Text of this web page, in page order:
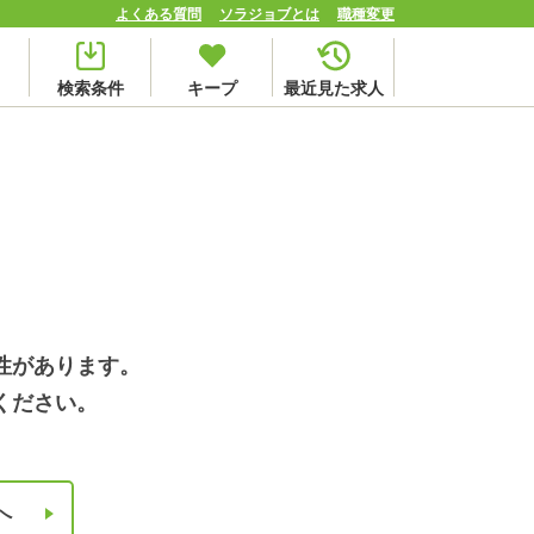
よくある質問 ソラジョブとは 職種変更
検索条件 キープ 最近見た求人
あります。
さい。